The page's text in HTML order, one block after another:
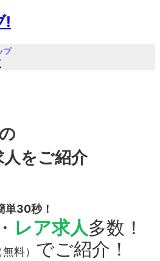
プ
をご紹介
単30秒！
・ レア求人多数！
無料） でご紹介！